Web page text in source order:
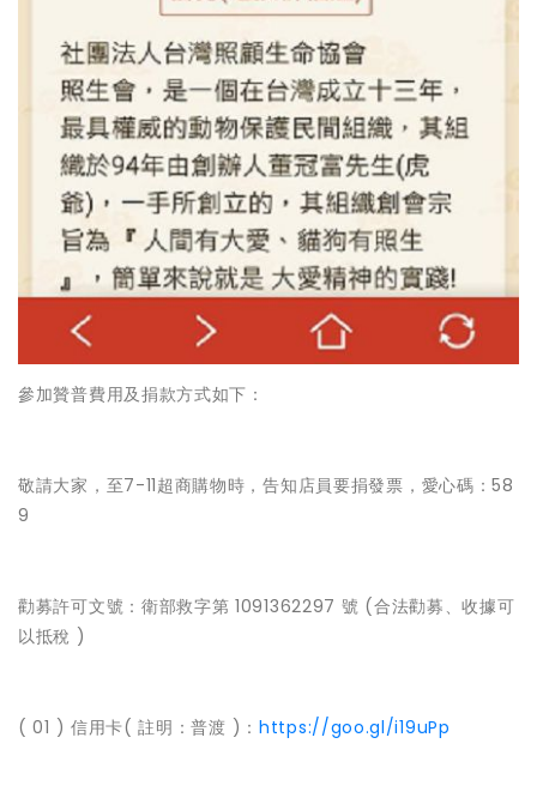
參加贊普費用及捐款方式如下：
敬請大家，至7-11超商購物時，告知店員要捐發票，愛心碼：58
9
勸募許可文號：衛部救字第 1091362297 號 (合法勸募、收據可
以抵稅 )
( 01 ) 信用卡( 註明：普渡 )： https://goo.gl/i19uPp